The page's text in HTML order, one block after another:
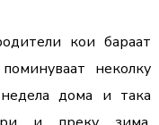
кои бараат
неколку
дома и така